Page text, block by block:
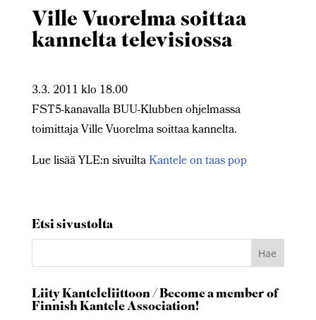
Ville Vuorelma soittaa
kannelta televisiossa
3.3. 2011 klo 18.00
FST5-kanavalla BUU-Klubben ohjelmassa
toimittaja Ville Vuorelma soittaa kannelta.
Lue lisää YLE:n sivuiltaKantele on taas pop
Etsi sivustolta
Liity Kanteleliittoon / Become a member of
Finnish Kantele Association!